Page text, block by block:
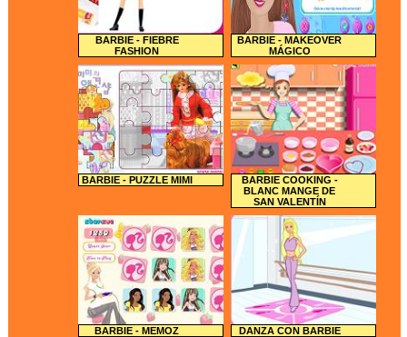
BARBIE - FIEBRE
FASHION
BARBIE - MAKEOVER
MÁGICO
BARBIE - PUZZLE MIMI
BARBIE COOKING -
BLANC MANGE DE
SAN VALENTÍN
BARBIE - MEMOZ DANZA CON BARBIE